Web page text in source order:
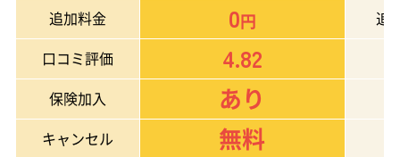
追加料金 0円
追
口コミ評価
4.82
保険加入 あり
キャンセル 無料